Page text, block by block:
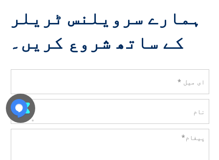
ہمارے سرویلنس ٹریلر
کے ساتھ شروع کریں۔